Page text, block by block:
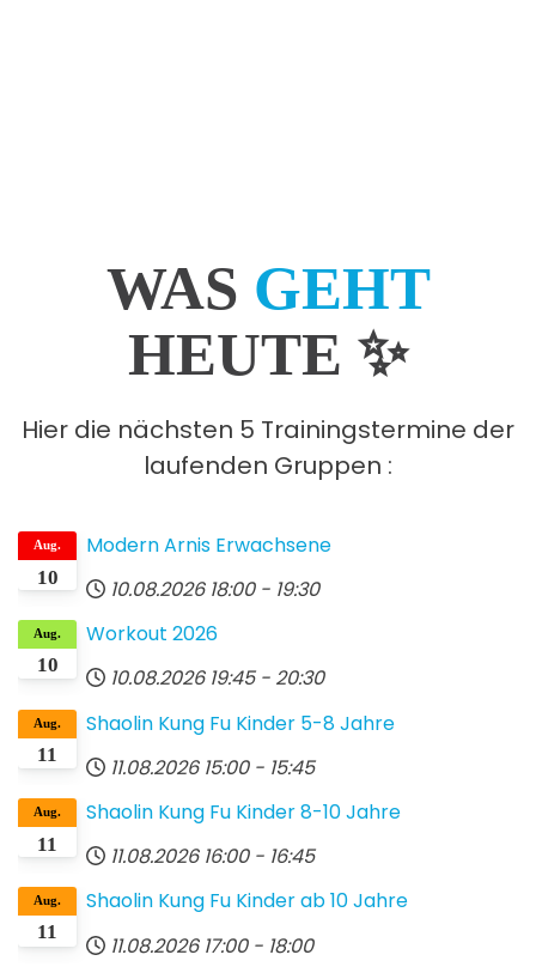
WAS GEHT
HEUTE ✨
Hier die nächsten 5 Trainingstermine der
laufenden Gruppen :
10
Aug.
Modern Arnis Erwachsene
10.08.2026 18:00 - 19:30
10
Aug.
Workout 2026
10.08.2026 19:45 - 20:30
11
Aug.
Shaolin Kung Fu Kinder 5-8 Jahre
11.08.2026 15:00 - 15:45
11
Aug.
Shaolin Kung Fu Kinder 8-10 Jahre
11.08.2026 16:00 - 16:45
11
Aug.
Shaolin Kung Fu Kinder ab 10 Jahre
11.08.2026 17:00 - 18:00